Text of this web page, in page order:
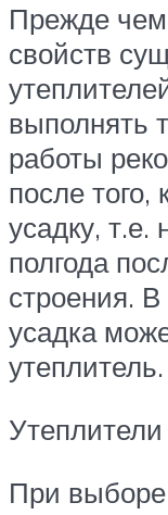
Прежде чем
свойств
выполнять
работы
после того,
усадку, т.е.
полгода
строения.
усадка
утеплитель.
При